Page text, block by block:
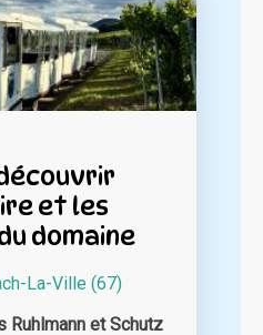
et les
domaine
La-Ville (67)
Ruhlmann et Schutz